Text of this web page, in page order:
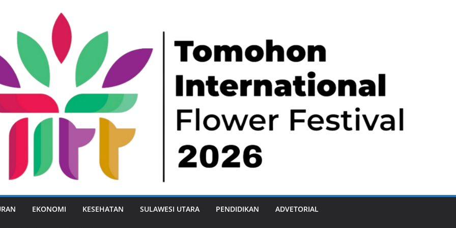
EKONOMI KESEHATAN SULAWESI UTARA PENDIDIKAN ADVETORIAL